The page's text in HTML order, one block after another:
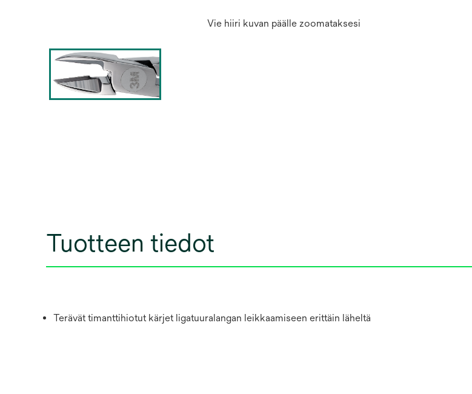
Vie hiiri kuvan päälle zoomataksesi
Tuotteen tiedot
Terävät timanttihiotut kärjet ligatuuralangan leikkaamiseen erittäin läheltä